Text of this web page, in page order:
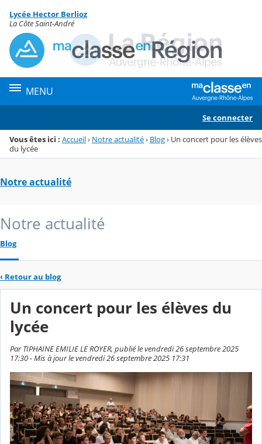
Menu de la rubrique
Contenu
Lycée Hector Berlioz
La Côte Saint-André
MENU
Se connecter
Vous êtes ici : Accueil› Notre actualité› Blog› Un concert pour les élèves
du lycée
Notre actualité
Notre actualité
Blog
‹ Retour au blog
Un concert pour les élèves du
lycée
Par TIPHAINE EMILIE LE ROYER, publié le vendredi 26 septembre 2025
17:30 - Mis à jour le vendredi 26 septembre 2025 17:31